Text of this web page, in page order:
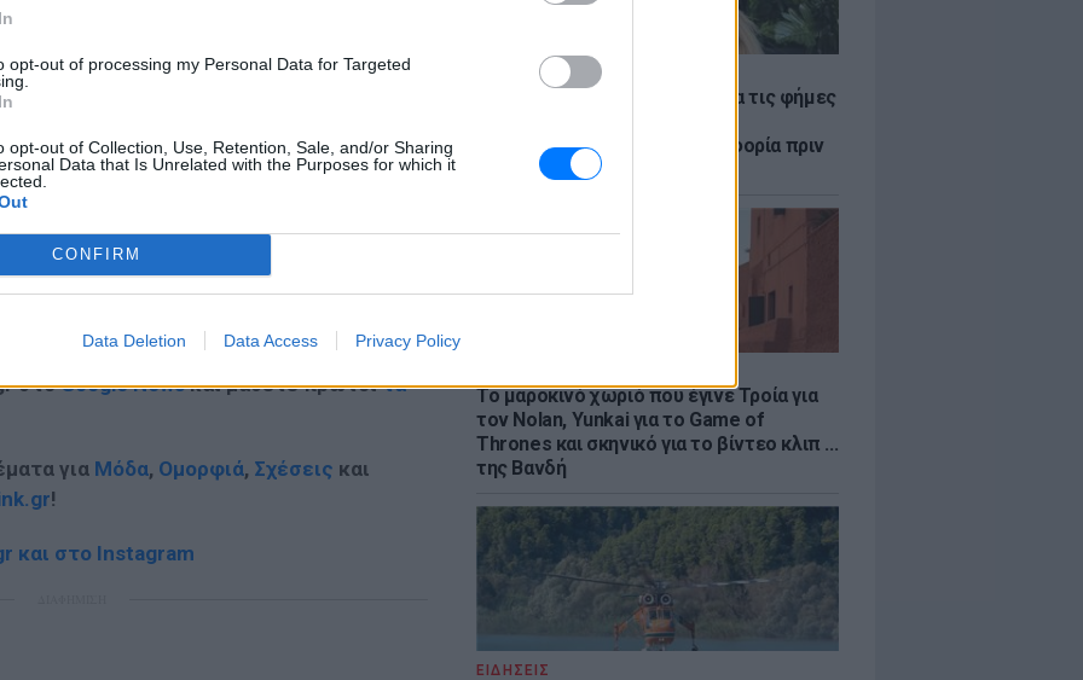
opt-out of processing my Personal Data for Targeted
opt-out of Collection, Use, Retention, Sale, and/or Sharing
Data that Is Unrelated with the Purposes for which it
CONFIRM
Data Deletion Data Access Privacy Policy
LIFESTYLE
Η Ελένη Βουλγαράκη ξεσπά για τις φήμες
«Διασταυρώστε καμία πληροφορία πριν
εκτοξεύσετε τη βλακεία σας»
Το μαροκινό χωριό που έγινε Τροία για
τον Nolan, Yunkai για το Game of
Thrones και σκηνικό για το βίντεο κλιπ ...
της Βανδή
ΕΙΔΗΣΕΙΣ
ΔΙΑΦΗΜΙΣΗ
στοGoogle Newsκαι μάθετε πρώτοιτα
για Μόδα, Ομορφιά, Σχέσεις και
!
και στο Instagram